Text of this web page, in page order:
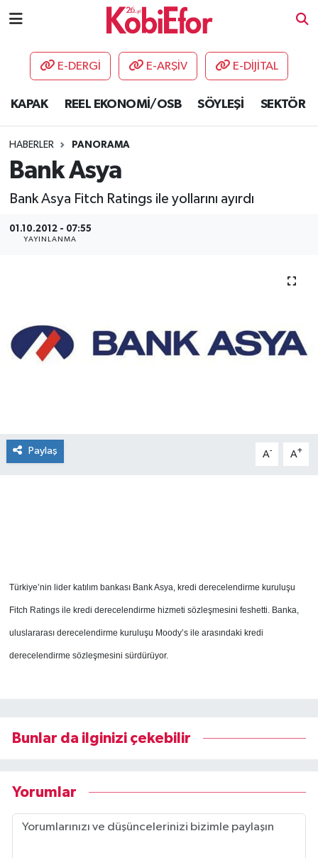
E-DERGİ E-ARŞİV E-DİJİTAL
KAPAK REEL EKONOMİ/OSB SÖYLEŞİ SEKTÖR
HABERLER PANORAMA
Bank Asya
Bank Asya Fitch Ratings ile yollarını ayırdı
01.10.2012 - 07:55
YAYINLANMA
Paylaş A- A+
Türkiye’nin lider katılım bankası Bank Asya, kredi derecelendirme kuruluşu
Fitch Ratings ile kredi derecelendirme hizmeti sözleşmesini feshetti. Banka,
uluslararası derecelendirme kuruluşu Moody’s ile arasındaki kredi
derecelendirme sözleşmesini sürdürüyor.
Bunlar da ilginizi çekebilir
Yorumlar
AKADEMİ
DESTEK-TEŞVİK
ETKİNLİK
GÜNCEL
HABERLER
SEKTÖR
ÜLKE